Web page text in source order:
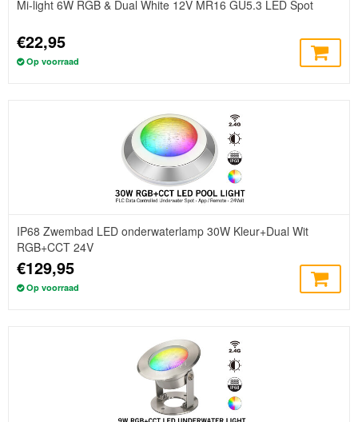
Mi-light 6W RGB & Dual White 12V MR16 GU5.3 LED Spot
€22,95
Op voorraad
IP68 Zwembad LED onderwaterlamp 30W Kleur+Dual Wit
RGB+CCT 24V
€129,95
Op voorraad